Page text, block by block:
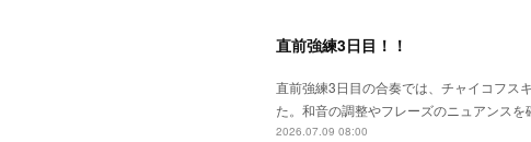
直前強練3日目！！
直前強練3日目の合奏では、チャイコフス
た。和音の調整やフレーズのニュアンス
2026.07.09 08:00